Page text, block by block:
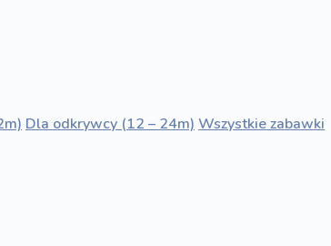
Dla odkrywcy (12 – 24m) Wszystkie zabawki